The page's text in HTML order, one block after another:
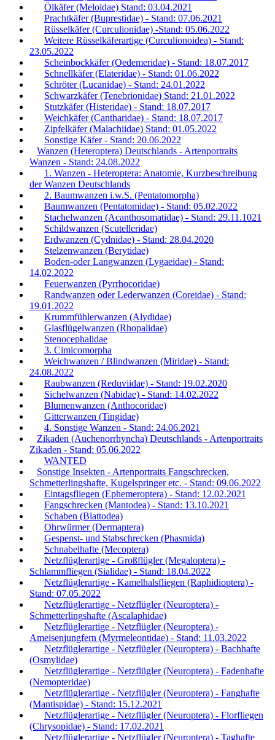
Ölkäfer (Meloidae) Stand: 03.04.2021
Prachtkäfer (Buprestidae) - Stand: 07.06.2021
Rüsselkäfer (Curculionidae) -Stand: 05.06.2022
Weitere Rüsselkäferartige (Curculionoidea) - Stand:
23.05.2022
Scheinbockkäfer (Oedemeridae) - Stand: 18.07.2017
Schnellkäfer (Elateridae) - Stand: 01.06.2022
Schröter (Lucanidae) - Stand: 24.01.2022
Schwarzkäfer (Tenebrionidae) Stand: 21.01.2022
Stutzkäfer (Histeridae) - Stand: 18.07.2017
Weichkäfer (Cantharidae) - Stand: 18.07.2017
Zipfelkäfer (Malachiidae) Stand: 01.05.2022
Sonstige Käfer - Stand: 20.06.2022
Wanzen (Heteroptera) Deutschlands - Artenportraits
Wanzen - Stand: 24.08.2022
1. Wanzen - Heteroptera: Anatomie, Kurzbeschreibung
der Wanzen Deutschlands
2. Baumwanzen i.w.S. (Pentatomorpha)
Baumwanzen (Pentatomidae) - Stand: 05.02.2022
Stachelwanzen (Acanthosomatidae) - Stand: 29.11.1021
Schildwanzen (Scutelleridae)
Erdwanzen (Cydnidae) - Stand: 28.04.2020
Stelzenwanzen (Berytidae)
Boden-oder Langwanzen (Lygaeidae) - Stand:
14.02.2022
Feuerwanzen (Pyrrhocoridae)
Randwanzen oder Lederwanzen (Coreidae) - Stand:
19.01.2022
Krummfühlerwanzen (Alydidae)
Glasflügelwanzen (Rhopalidae)
Stenocephalidae
3. Cimicomorpha
Weichwanzen / Blindwanzen (Miridae) - Stand:
24.08.2022
Raubwanzen (Reduviidae) - Stand: 19.02.2020
Sichelwanzen (Nabidae) - Stand: 14.02.2022
Blumenwanzen (Anthocoridae)
Gitterwanzen (Tingidae)
4. Sonstige Wanzen - Stand: 24.06.2021
Zikaden (Auchenorrhyncha) Deutschlands - Artenportraits
Zikaden - Stand: 05.06.2022
WANTED
Sonstige Insekten - Artenportraits Fangschrecken,
Schmetterlingshafte, Kugelspringer etc. - Stand: 09.06.2022
Eintagsfliegen (Ephemeroptera) - Stand: 12.02.2021
Fangschrecken (Mantodea) - Stand: 13.10.2021
Schaben (Blattodea)
Ohrwürmer (Dermaptera)
Gespenst- und Stabschrecken (Phasmida)
Schnabelhafte (Mecoptera)
Netzflüglerartige - Großflügler (Megaloptera) -
Schlammfliegen (Sialidae) - Stand: 18.04.2022
Netzflüglerartige - Kamelhalsfliegen (Raphidioptera) -
Stand: 07.05.2022
Netzflüglerartige - Netzflügler (Neuroptera) -
Schmetterlingshafte (Ascalaphidae)
Netzflüglerartige - Netzflügler (Neuroptera) -
Ameisenjungfern (Myrmeleontidae) - Stand: 11.03.2022
Netzflüglerartige - Netzflügler (Neuroptera) - Bachhafte
(Osmylidae)
Netzflüglerartige - Netzflügler (Neuroptera) - Fadenhafte
(Nemopteridae)
Netzflüglerartige - Netzflügler (Neuroptera) - Fanghafte
(Mantispidae) - Stand: 15.12.2021
Netzflüglerartige - Netzflügler (Neuroptera) - Florfliegen
(Chrysopidae) - Stand: 17.02.2021
Netzflüglerartige - Netzflügler (Neuroptera) - Taghafte